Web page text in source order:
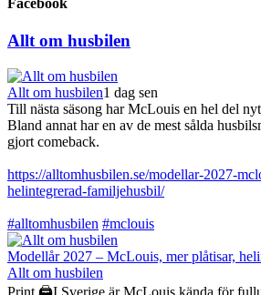
Allt om husbilen
Allt om husbilen1 dag sen
Till nästa säsong har McLouis en hel del
Bland annat har en av de mest sålda
gjort comeback.
https://alltomhusbilen.se/modellar-2027-
helintegrerad-familjehusbil/
#alltomhusbilen #mclouis
Modellår 2027 – McLouis, mer plåtisar,
Allt om husbilen
Print 🖨I Sverige är McLouis kända för